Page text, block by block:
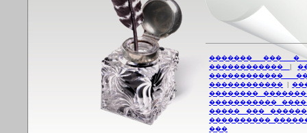
������� ��� �
������������
|
������������
������������ |
��������
�����������
����� ���
����������
���